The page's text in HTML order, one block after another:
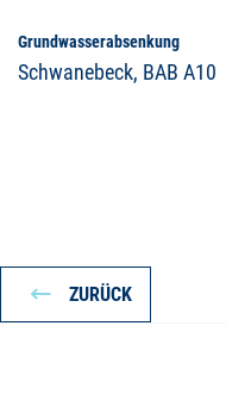
Grundwasserabsenkung
Schwanebeck, BAB A10
ZURÜCK